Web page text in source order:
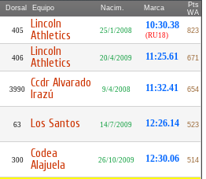
Dorsal Equipo Nacim. Marca
Pts
WA
405
Lincoln
Athletics
25/1/2008 10:30.38
(RU18)
823
406
Lincoln
Athletics
20/4/2009 11:25.61 671
3990
Ccdr Alvarado
Irazú
9/4/2008 11:32.41 654
63 Los Santos 14/7/2009 12:26.14 523
300
Codea
Alajuela
26/10/2009 12:30.06 514